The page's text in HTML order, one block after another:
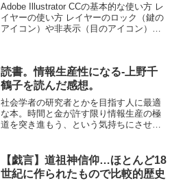
Adobe Illustrator CCの基本的な使い方 レ
イヤーの使い方 レイヤーのロック（鍵の
アイコン）や非表示（目のアイコン）
読書。情報生産性になる-上野千
鶴子を読んだ感想。
社会学者の研究者とかを目指す人に最適
な本。時間と金が許す限り情報生産の極
道を突き進もう、という気持ちにさせて
しは情報生産組のモンじゃあ！とアウト
レイジな駆け引きしないと...
【戯言】道祖神信仰…ほとんど18
世紀に作られたもので比較的歴史